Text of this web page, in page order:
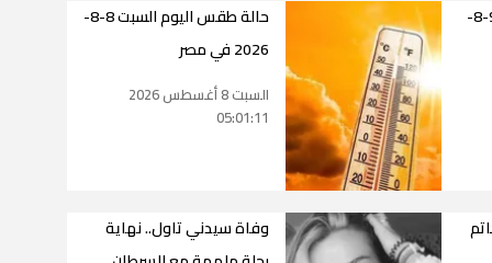
حالة طقس اليوم الأحد 9-8-
حالة طقس اليوم السبت 8-8-
2026 في مصر
السبت 8 أغسطس 2026
05:01:11
وفاة سيدني تاول.. نهاية